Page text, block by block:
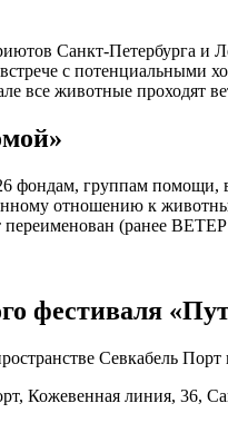
Санкт-Петербурга и
с
все животные проходят
фондам, группам помощи,
отношению к
переименован (ранее
фестиваля
Севкабель Порт
Кожевенная линия, 36,